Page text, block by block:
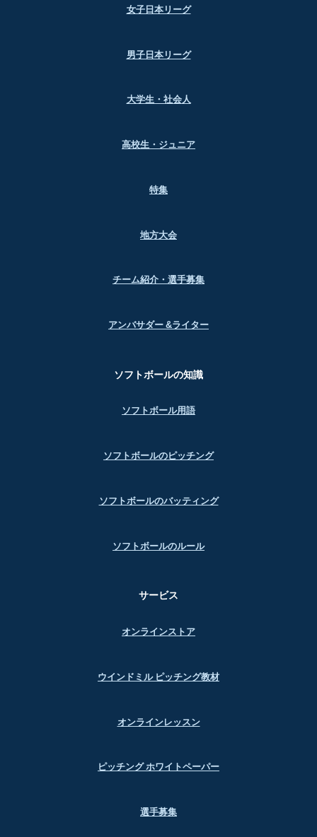
女子日本リーグ
男子日本リーグ
大学生・社会人
高校生・ジュニア
特集
地方大会
チーム紹介・選手募集
アンバサダー &ライター
ソフトボールの知識
ソフトボール用語
ソフトボールのピッチング
ソフトボールのバッティング
ソフトボールのルール
サービス
オンラインストア
ウインドミル ピッチング教材
オンラインレッスン
ピッチング ホワイトペーパー
選手募集